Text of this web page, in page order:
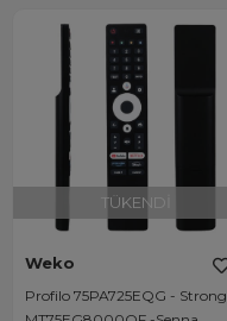
TÜKENDI
Weko
Profilo 75PA725EQG - Strong